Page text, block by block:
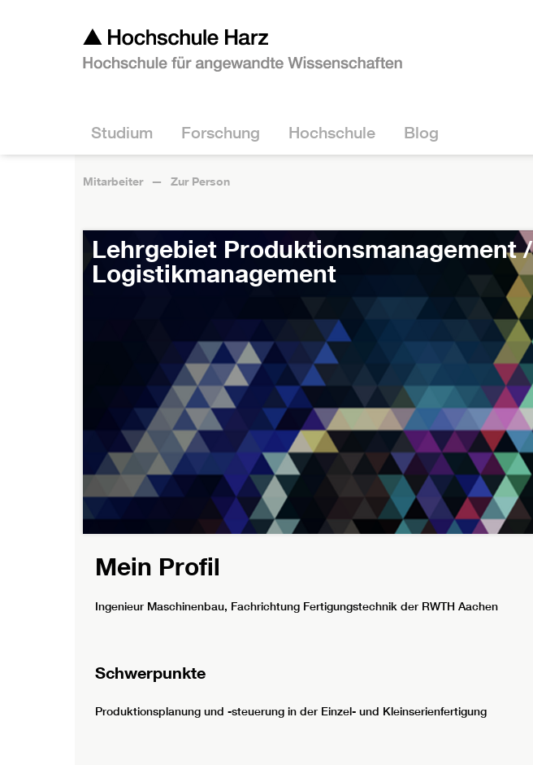
Studium Forschung Hochschule Blog
Mitarbeiter Zur Person
Lehrgebiet Produktionsmanagement /
Logistikmanagement
Mein Profil
Ingenieur Maschinenbau, Fachrichtung Fertigungstechnik der RWTH Aachen
Schwerpunkte
Produktionsplanung und -steuerung in der Einzel- und Kleinserienfertigung